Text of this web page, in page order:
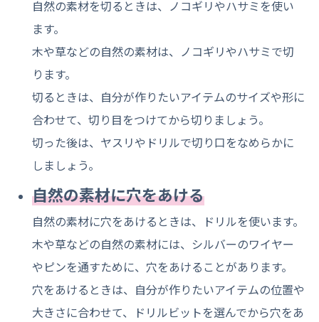
自然の素材を切るときは、ノコギリやハサミを使い
ます。
木や草などの自然の素材は、ノコギリやハサミで切
ります。
切るときは、自分が作りたいアイテムのサイズや形に
合わせて、切り目をつけてから切りましょう。
切った後は、ヤスリやドリルで切り口をなめらかに
しましょう。
自然の素材に穴をあける
自然の素材に穴をあけるときは、ドリルを使います。
木や草などの自然の素材には、シルバーのワイヤー
やピンを通すために、穴をあけることがあります。
穴をあけるときは、自分が作りたいアイテムの位置や
大きさに合わせて、ドリルビットを選んでから穴をあ